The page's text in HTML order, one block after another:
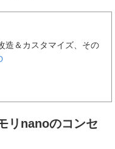
造＆カスタマイズ、その
リnanoのコンセ